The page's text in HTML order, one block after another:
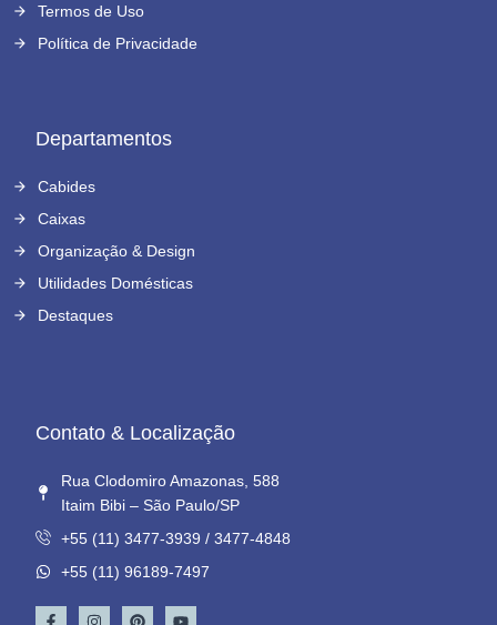
Termos de Uso
Política de Privacidade
Departamentos
Cabides
Caixas
Organização & Design
Utilidades Domésticas
Destaques
Contato & Localização
Rua Clodomiro Amazonas, 588
Itaim Bibi – São Paulo/SP
+55 (11) 3477-3939 / 3477-4848
+55 (11) 96189-7497